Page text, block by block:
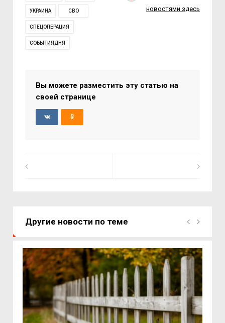
УКРАИНА СВО
СПЕЦОПЕРАЦИЯ
СОБЫТИЯДНЯ
новостями здесь
Вы можете разместить эту статью на
своей странице
Другие новости по теме